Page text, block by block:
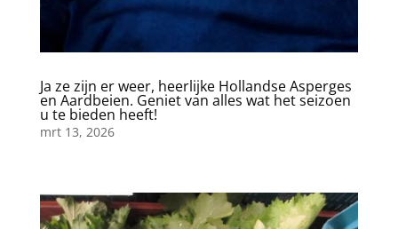
Ja ze zijn er weer, heerlijke Hollandse Asperges
en Aardbeien. Geniet van alles wat het seizoen
u te bieden heeft!
mrt 13, 2026